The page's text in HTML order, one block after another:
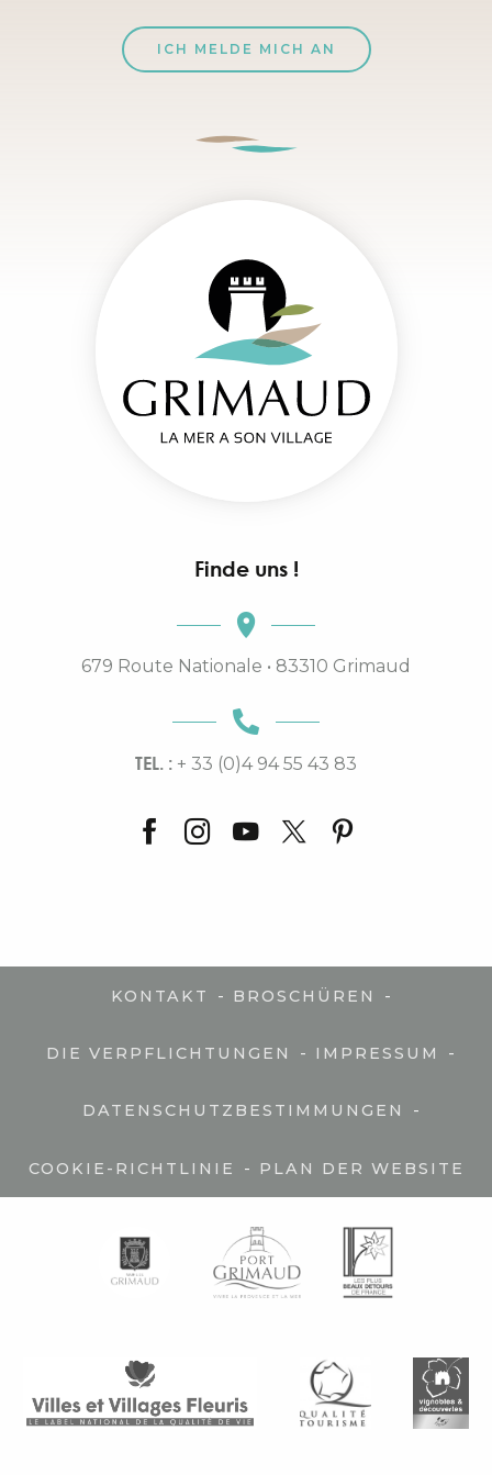
ICH MELDE MICH AN
Finde uns !
679 Route Nationale • 83310 Grimaud
TEL. : + 33 (0)4 94 55 43 83
KONTAKT - BROSCHÜREN -
DIE VERPFLICHTUNGEN - IMPRESSUM -
DATENSCHUTZBESTIMMUNGEN -
COOKIE-RICHTLINIE - PLAN DER WEBSITE